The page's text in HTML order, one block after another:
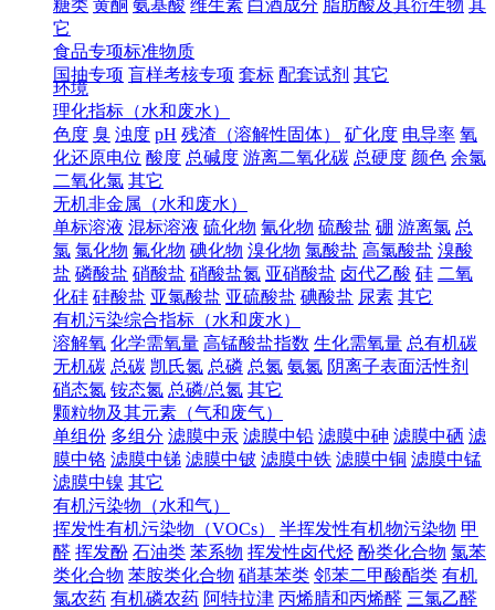
糖类 黄酮 氨基酸 维生素 白酒成分 脂肪酸及其衍生物 其
它
食品专项标准物质
国抽专项 盲样考核专项 套标 配套试剂 其它
环境
理化指标（水和废水）
色度 臭 浊度 pH 残渣（溶解性固体） 矿化度 电导率 氧
化还原电位 酸度 总碱度 游离二氧化碳 总硬度 颜色 余氯
二氧化氯 其它
无机非金属（水和废水）
单标溶液 混标溶液 硫化物 氰化物 硫酸盐 硼 游离氯 总
氯 氯化物 氟化物 碘化物 溴化物 氯酸盐 高氯酸盐 溴酸
盐 磷酸盐 硝酸盐 硝酸盐氮 亚硝酸盐 卤代乙酸 硅 二氧
化硅 硅酸盐 亚氯酸盐 亚硫酸盐 碘酸盐 尿素 其它
有机污染综合指标（水和废水）
溶解氧 化学需氧量 高锰酸盐指数 生化需氧量 总有机碳
无机碳 总碳 凯氏氮 总磷 总氮 氨氮 阴离子表面活性剂
硝态氮 铵态氮 总磷/总氮 其它
颗粒物及其元素（气和废气）
单组份 多组分 滤膜中汞 滤膜中铅 滤膜中砷 滤膜中硒 滤
膜中铬 滤膜中锑 滤膜中铍 滤膜中铁 滤膜中铜 滤膜中锰
滤膜中镍 其它
有机污染物（水和气）
挥发性有机污染物（VOCs）
半挥发性有机物污染物 甲
醛 挥发酚 石油类 苯系物 挥发性卤代烃 酚类化合物 氯苯
类化合物 苯胺类化合物 硝基苯类 邻苯二甲酸酯类 有机
氯农药 有机磷农药 阿特拉津 丙烯腈和丙烯醛 三氯乙醛